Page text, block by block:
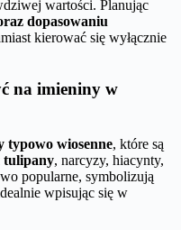
wartości. Planując
dopasowaniu
kierować się wyłącznie
na imieniny w
typowo wiosenne, które są
tulipany, narcyzy, hiacynty,
popularne, symbolizują
wpisując się w